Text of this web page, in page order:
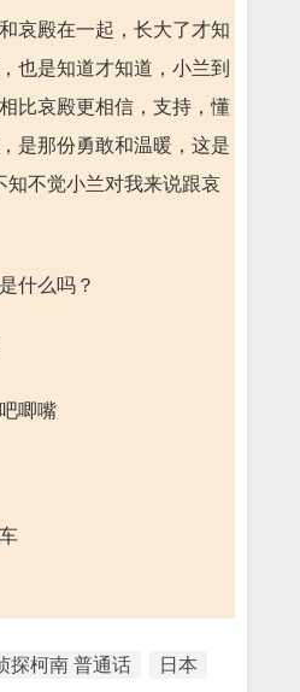
哀殿在一起，长大了才知
也是知道才知道，小兰到
比哀殿更相信，支持，懂
是那份勇敢和温暖，这是
知不觉小兰对我来说跟哀
什么吗？
唧嘴
探柯南 普通话 日本